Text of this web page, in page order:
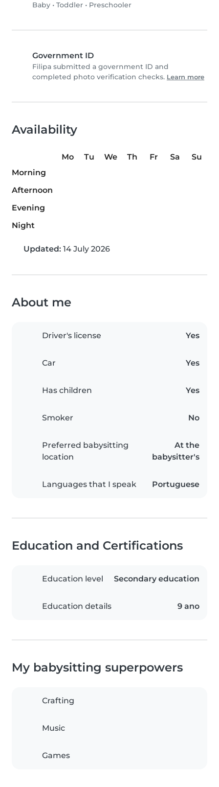
Baby • Toddler • Preschooler
Government ID
Filipa submitted a government ID and
completed photo verification checks. Learn more
Availability
Mo Tu We Th Fr Sa
Su
Morning
Afternoon
Evening
Night
Updated: 14 July 2026
About me
Driver's license Yes
Car Yes
Has children Yes
Smoker No
Preferred babysitting
location
At the
babysitter's
Languages that I speak Portuguese
Education and Certifications
Education level Secondary education
Education details 9 ano
My babysitting superpowers
Crafting
Music
Games